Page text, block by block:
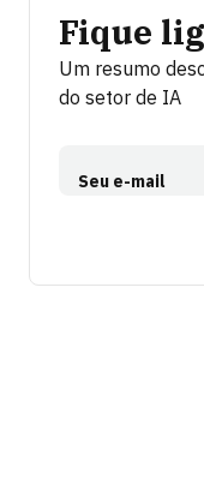
Fique
Um resumo
do setor de IA
Seu e-mail